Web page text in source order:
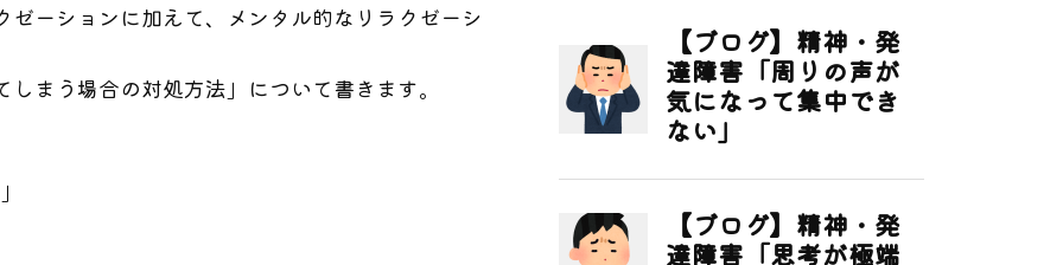
ーションに加えて、メンタル的なリラクゼーシ
まう場合の対処方法」について書きます。